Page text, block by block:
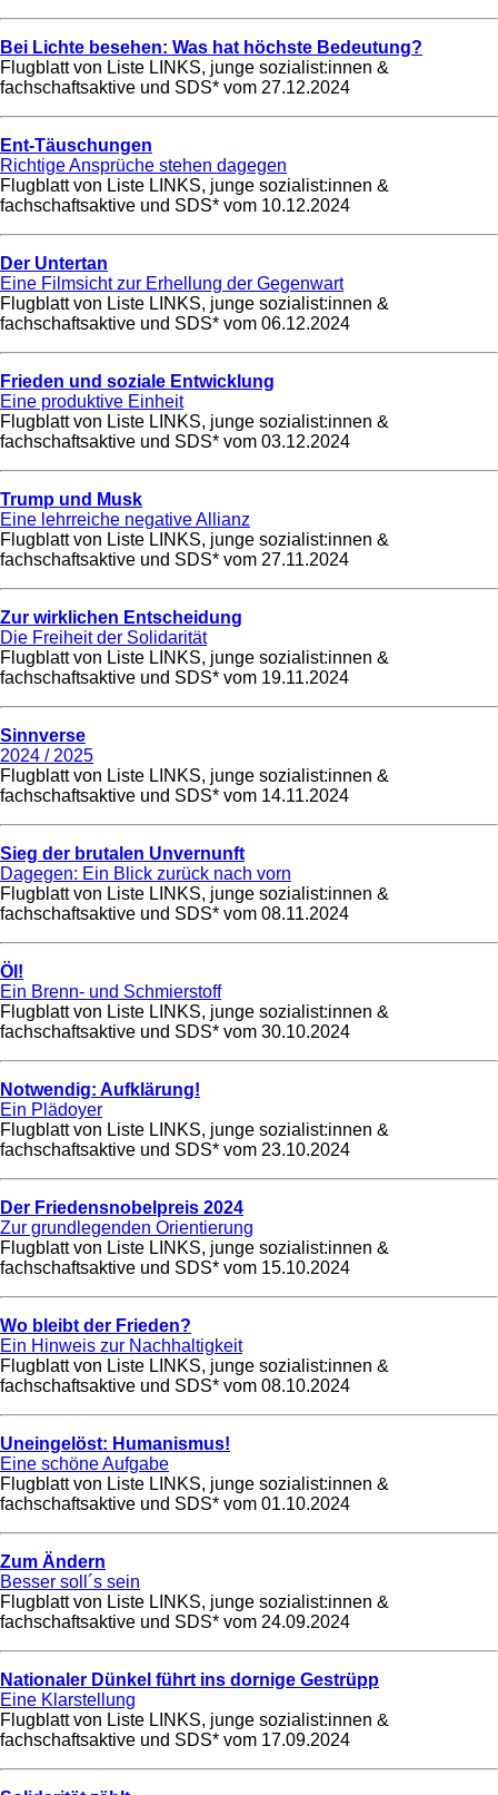
Bei Lichte besehen: Was hat höchste Bedeutung?
Flugblatt von Liste LINKS, junge sozialist:innen &
fachschaftsaktive und SDS* vom 27.12.2024
Ent-Täuschungen
Richtige Ansprüche stehen dagegen
Flugblatt von Liste LINKS, junge sozialist:innen &
fachschaftsaktive und SDS* vom 10.12.2024
Der Untertan
Eine Filmsicht zur Erhellung der Gegenwart
Flugblatt von Liste LINKS, junge sozialist:innen &
fachschaftsaktive und SDS* vom 06.12.2024
Frieden und soziale Entwicklung
Eine produktive Einheit
Flugblatt von Liste LINKS, junge sozialist:innen &
fachschaftsaktive und SDS* vom 03.12.2024
Trump und Musk
Eine lehrreiche negative Allianz
Flugblatt von Liste LINKS, junge sozialist:innen &
fachschaftsaktive und SDS* vom 27.11.2024
Zur wirklichen Entscheidung
Die Freiheit der Solidarität
Flugblatt von Liste LINKS, junge sozialist:innen &
fachschaftsaktive und SDS* vom 19.11.2024
Sinnverse
2024 / 2025
Flugblatt von Liste LINKS, junge sozialist:innen &
fachschaftsaktive und SDS* vom 14.11.2024
Sieg der brutalen Unvernunft
Dagegen: Ein Blick zurück nach vorn
Flugblatt von Liste LINKS, junge sozialist:innen &
fachschaftsaktive und SDS* vom 08.11.2024
Öl!
Ein Brenn- und Schmierstoff
Flugblatt von Liste LINKS, junge sozialist:innen &
fachschaftsaktive und SDS* vom 30.10.2024
Notwendig: Aufklärung!
Ein Plädoyer
Flugblatt von Liste LINKS, junge sozialist:innen &
fachschaftsaktive und SDS* vom 23.10.2024
Der Friedensnobelpreis 2024
Zur grundlegenden Orientierung
Flugblatt von Liste LINKS, junge sozialist:innen &
fachschaftsaktive und SDS* vom 15.10.2024
Wo bleibt der Frieden?
Ein Hinweis zur Nachhaltigkeit
Flugblatt von Liste LINKS, junge sozialist:innen &
fachschaftsaktive und SDS* vom 08.10.2024
Uneingelöst: Humanismus!
Eine schöne Aufgabe
Flugblatt von Liste LINKS, junge sozialist:innen &
fachschaftsaktive und SDS* vom 01.10.2024
Zum Ändern
Besser soll´s sein
Flugblatt von Liste LINKS, junge sozialist:innen &
fachschaftsaktive und SDS* vom 24.09.2024
Nationaler Dünkel führt ins dornige Gestrüpp
Eine Klarstellung
Flugblatt von Liste LINKS, junge sozialist:innen &
fachschaftsaktive und SDS* vom 17.09.2024